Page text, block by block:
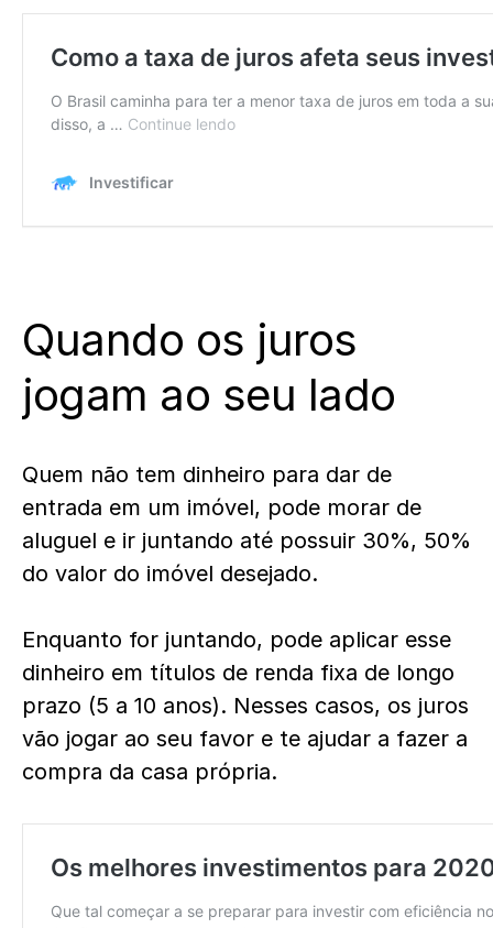
Quando os juros
jogam ao seu lado
Quem não tem dinheiro para dar de
entrada em um imóvel, pode morar de
aluguel e ir juntando até possuir 30%, 50%
do valor do imóvel desejado.
Enquanto for juntando, pode aplicar esse
dinheiro em títulos de renda fixa de longo
prazo (5 a 10 anos). Nesses casos, os juros
vão jogar ao seu favor e te ajudar a fazer a
compra da casa própria.